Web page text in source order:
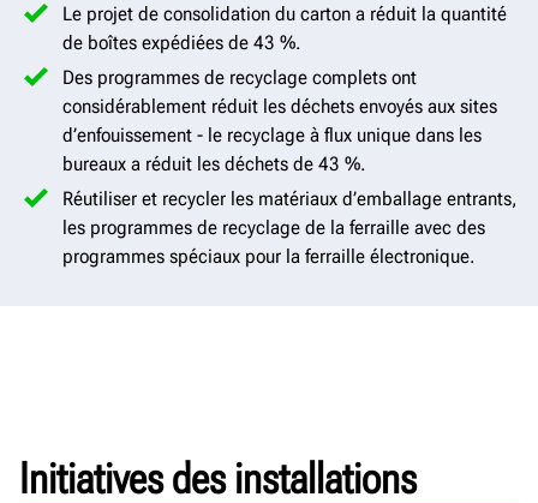
Le projet de consolidation du carton a réduit la quantité
de boîtes expédiées de 43 %.
Des programmes de recyclage complets ont
considérablement réduit les déchets envoyés aux sites
d’enfouissement - le recyclage à flux unique dans les
bureaux a réduit les déchets de 43 %.
Réutiliser et recycler les matériaux d’emballage entrants,
les programmes de recyclage de la ferraille avec des
programmes spéciaux pour la ferraille électronique.
Initiatives des installations